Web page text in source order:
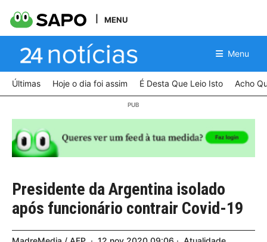
MENU
Menu
Últimas Hoje o dia foi assim É Desta Que Leio Isto Acho
Presidente da Argentina isolado
após funcionário contrair Covid-19